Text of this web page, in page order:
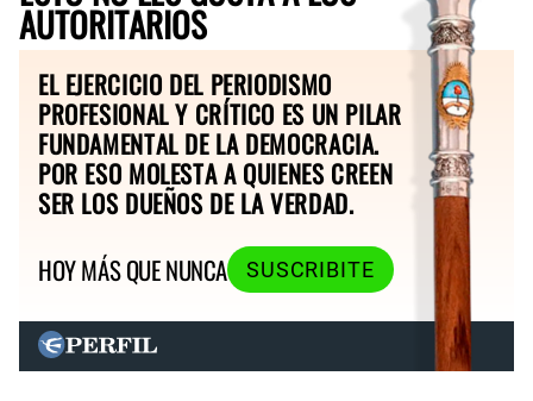
AUTORITARIOS
EL EJERCICIO DEL PERIODISMO
PROFESIONAL Y CRÍTICO ES UN PILAR
FUNDAMENTAL DE LA DEMOCRACIA.
POR ESO MOLESTA A QUIENES CREEN
SER LOS DUEÑOS DE LA VERDAD.
HOY MÁS QUE NUNCA
SUSCRIBITE